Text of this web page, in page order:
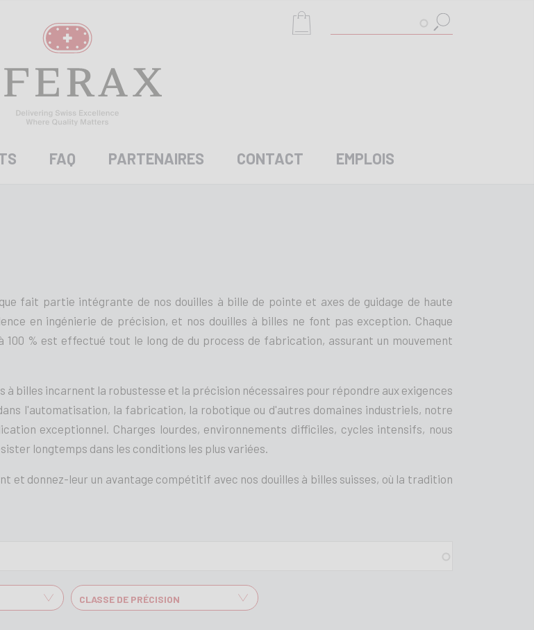
FAQ PARTENAIRES CONTACT EMPLOIS
fait partie intégrante de nos douilles à bille de pointe et axes de guidage de haute
en ingénierie de précision, et nos douilles à billes ne font pas exception. Chaque
% est effectué tout le long de du process de fabrication, assurant un mouvement
à billes incarnent la robustesse et la précision nécessaires pour répondre aux exigences
l'automatisation, la fabrication, la robotique ou d'autres domaines industriels, notre
exceptionnel. Charges lourdes, environnements difficiles, cycles intensifs, nous
longtemps dans les conditions les plus variées.
et donnez-leur un avantage compétitif avec nos douilles à billes suisses, où la tradition